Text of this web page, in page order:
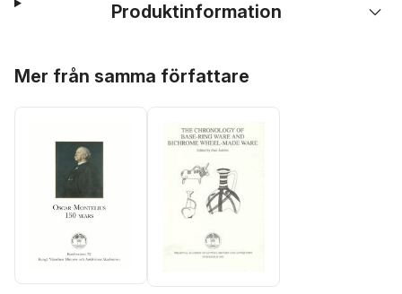
Produktinformation
Mer från samma författare